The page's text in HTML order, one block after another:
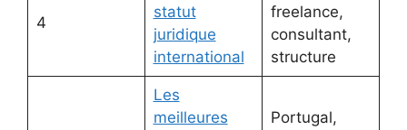
4
statut
juridique
international
freelance,
consultant,
structure
Les
meilleures
Portugal,